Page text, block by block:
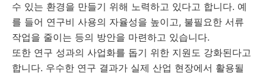
수 있는 환경을 만들기 위해 노력하고 있다고 합니다. 예
를 들어 연구비 사용의 자율성을 높이고, 불필요한 서류
작업을 줄이는 등의 방안을 마련하고 있습니다.
또한 연구 성과의 사업화를 돕기 위한 지원도 강화된다고
합니다. 우수한 연구 결과가 실제 산업 현장에서 활용될